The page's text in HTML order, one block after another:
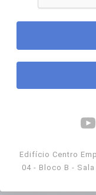
Edifício Centro
04 - Bloco B -